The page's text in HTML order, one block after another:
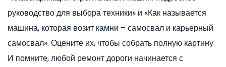
руководство для выбора техники» и «Как называется
машина, которая возит камни – самосвал и карьерный
самосвал». Оцените их, чтобы собрать полную картину.
И помните, любой ремонт дороги начинается с